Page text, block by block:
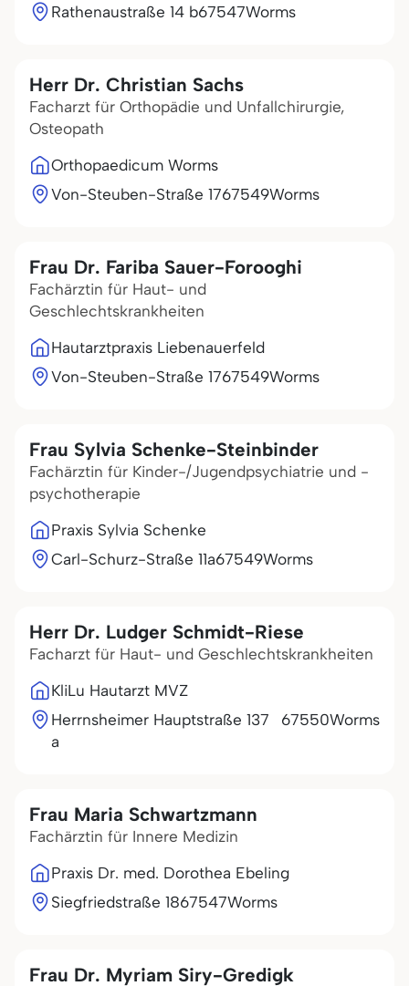
Rathenaustraße 14 b67547Worms
Herr Dr. Christian Sachs
Facharzt für Orthopädie und Unfallchirurgie,
Osteopath
Orthopaedicum Worms
Von-Steuben-Straße 1767549Worms
Frau Dr. Fariba Sauer-Forooghi
Fachärztin für Haut- und
Geschlechtskrankheiten
Hautarztpraxis Liebenauerfeld
Von-Steuben-Straße 1767549Worms
Frau Sylvia Schenke-Steinbinder
Fachärztin für Kinder-/Jugendpsychiatrie und -
psychotherapie
Praxis Sylvia Schenke
Carl-Schurz-Straße 11a67549Worms
Herr Dr. Ludger Schmidt-Riese
Facharzt für Haut- und Geschlechtskrankheiten
KliLu Hautarzt MVZ
Herrnsheimer Hauptstraße 137
a
67550Worms
Frau Maria Schwartzmann
Fachärztin für Innere Medizin
Praxis Dr. med. Dorothea Ebeling
Siegfriedstraße 1867547Worms
Frau Dr. Myriam Siry-Gredigk